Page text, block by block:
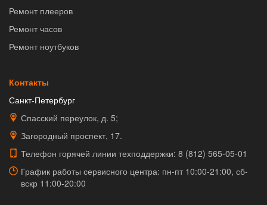
Ремонт плееров
Ремонт часов
Ремонт ноутбуков
Контакты
Санкт-Петербург
Спасский переулок, д. 5;
Загородный проспект, 17.
Телефон горячей линии техподдержки: 8 (812) 565-05-01
График работы сервисного центра: пн-пт 10:00-21:00, сб-
вскр 11:00-20:00